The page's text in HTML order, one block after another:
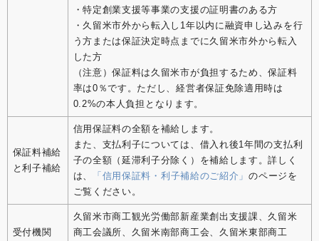
・特定創業支援等事業の支援の証明書のある方
・久留米市外から転入し1年以内に融資申し込みを行
う方または保証決定時点までに久留米市外から転入
した方
（注意）保証料は久留米市が負担するため、保証料
率は0％です。ただし、経営者保証免除適用時は
0.2%の本人負担となります。
保証料補給
と利子補給
信用保証料の全額を補給します。
また、支払利子については、借入れ後1年間の支払利
子の全額（延滞利子分除く）を補給します。詳しく
は、
「信用保証料・利子補給のご紹介」のページを
ご覧ください。
受付機関
久留米市商工観光労働部新産業創出支援課、久留米
商工会議所、久留米南部商工会、久留米東部商工